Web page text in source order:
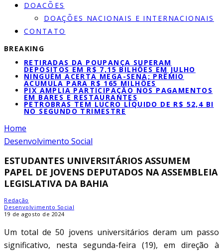
DOACÕES
DOAÇÕES NACIONAIS E INTERNACIONAIS
CONTATO
BREAKING
RETIRADAS DA POUPANÇA SUPERAM
DEPÓSITOS EM R$ 7,15 BILHÕES EM JULHO
NINGUÉM ACERTA MEGA-SENA; PRÊMIO
ACUMULA PARA R$ 165 MILHÕES
PIX AMPLIA PARTICIPAÇÃO NOS PAGAMENTOS
EM BARES E RESTAURANTES
PETROBRAS TEM LUCRO LÍQUIDO DE R$ 52,4 BI
NO SEGUNDO TRIMESTRE
Home
Desenvolvimento Social
ESTUDANTES UNIVERSITÁRIOS ASSUMEM
PAPEL DE JOVENS DEPUTADOS NA ASSEMBLEIA
LEGISLATIVA DA BAHIA
Redação
Desenvolvimento Social
19 de agosto de 2024
Um total de 50 jovens universitários deram um passo
significativo, nesta segunda-feira (19), em direção à